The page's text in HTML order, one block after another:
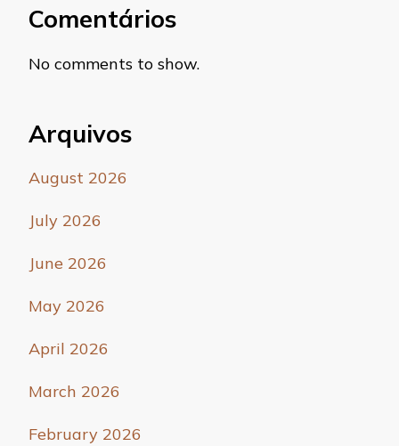
Comentários
No comments to show.
Arquivos
August 2026
July 2026
June 2026
May 2026
April 2026
March 2026
February 2026